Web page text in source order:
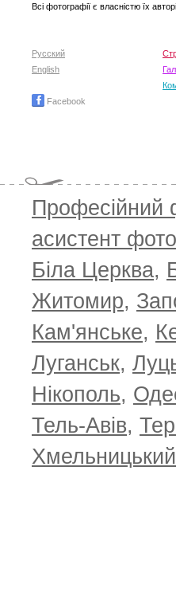
Всі фотографії є власністю їх
Русский
English
Facebook
Професійний
асистент
Біла Церква,
Житомир,
Кам'янське,
Луганськ,
Нікополь,
Тель-Авів,
Хмельницький